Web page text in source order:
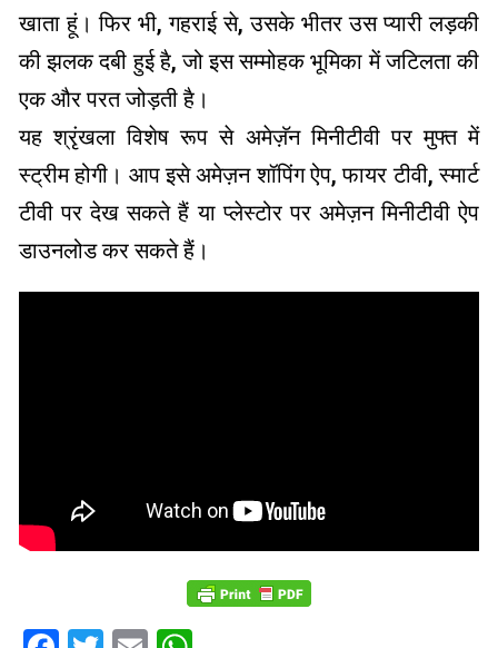
खाता हूं। फिर भी, गहराई से, उसके भीतर उस प्यारी लड़की
की झलक दबी हुई है, जो इस सम्मोहक भूमिका में जटिलता की
एक और परत जोड़ती है।
यह श्रृंखला विशेष रूप से अमेज़ॅन मिनीटीवी पर मुफ्त में
स्ट्रीम होगी। आप इसे अमेज़न शॉपिंग ऐप, फायर टीवी, स्मार्ट
टीवी पर देख सकते हैं या प्लेस्टोर पर अमेज़न मिनीटीवी ऐप
डाउनलोड कर सकते हैं।